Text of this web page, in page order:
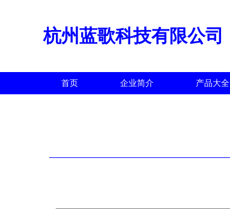
杭州蓝歌科技有限公司
首页 企业简介 产品大全